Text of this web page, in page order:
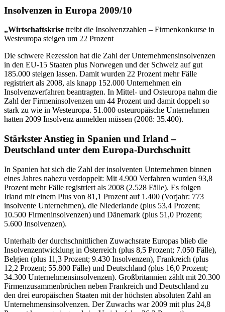
Insolvenzen in Europa 2009/10
„Wirtschaftskrise treibt die Insolvenzzahlen – Firmenkonkurse in
Westeuropa steigen um 22 Prozent
Die schwere Rezession hat die Zahl der Unternehmensinsolvenzen
in den EU-15 Staaten plus Norwegen und der Schweiz auf gut
185.000 steigen lassen. Damit wurden 22 Prozent mehr Fälle
registriert als 2008, als knapp 152.000 Unternehmen ein
Insolvenzverfahren beantragten. In Mittel- und Osteuropa nahm die
Zahl der Firmeninsolvenzen um 44 Prozent und damit doppelt so
stark zu wie in Westeuropa. 51.000 osteuropäische Unternehmen
hatten 2009 Insolvenz anmelden müssen (2008: 35.400).
Stärkster Anstieg in Spanien und Irland –
Deutschland unter dem Europa-Durchschnitt
In Spanien hat sich die Zahl der insolventen Unternehmen binnen
eines Jahres nahezu verdoppelt: Mit 4.900 Verfahren wurden 93,8
Prozent mehr Fälle registriert als 2008 (2.528 Fälle). Es folgen
Irland mit einem Plus von 81,1 Prozent auf 1.400 (Vorjahr: 773
insolvente Unternehmen), die Niederlande (plus 53,4 Prozent;
10.500 Firmeninsolvenzen) und Dänemark (plus 51,0 Prozent;
5.600 Insolvenzen).
Unterhalb der durchschnittlichen Zuwachsrate Europas blieb die
Insolvenzentwicklung in Österreich (plus 8,5 Prozent; 7.050 Fälle),
Belgien (plus 11,3 Prozent; 9.430 Insolvenzen), Frankreich (plus
12,2 Prozent; 55.800 Fälle) und Deutschland (plus 16,0 Prozent;
34.300 Unternehmensinsolvenzen). Großbritannien zählt mit 20.300
Firmenzusammenbrüchen neben Frankreich und Deutschland zu
den drei europäischen Staaten mit der höchsten absoluten Zahl an
Unternehmensinsolvenzen. Der Zuwachs war 2009 mit plus 24,8